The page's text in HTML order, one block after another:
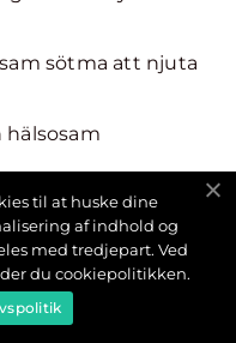
sötma att njuta
och
alternativ
til at huske dine
af indhold og
med tredjepart. Ved
du cookiepolitikken.